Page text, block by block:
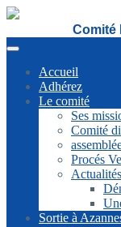
Comité
Accueil
Adhérez
Le comité
Ses
Comité
Procés
Actualités
Sortie à